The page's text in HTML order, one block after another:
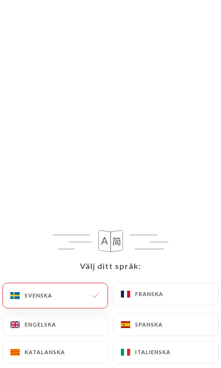
Välj ditt språk:
SVENSKA FRANSKA
ENGELSKA SPANSKA
KATALANSKA ITALIENSKA
Välj ditt språk:
SVENSKA FRANSKA
ENGELSKA SPANSKA
KATALANSKA ITALIENSKA